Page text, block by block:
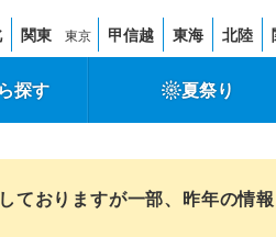
関東 東京 甲信越 東海 北陸
探す 夏祭り
ておりますが一部、昨年の情